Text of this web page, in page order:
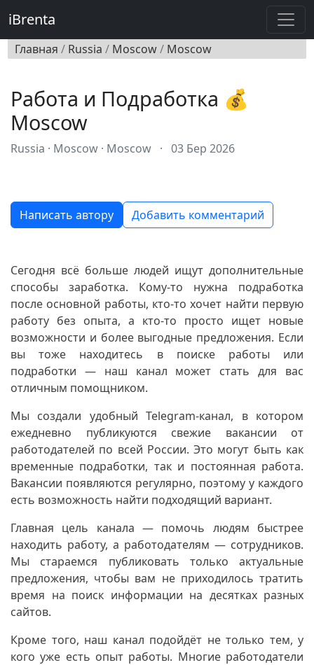
iBrenta
Главная / Russia / Moscow/ Moscow
Работа и Подработка 💰
Moscow
Russia · Moscow · Moscow · 03 Бер 2026
Написать автору Добавить комментарий
Сегодня всё больше людей ищут дополнительные
способы заработка. Кому-то нужна подработка
после основной работы, кто-то хочет найти первую
работу без опыта, а кто-то просто ищет новые
возможности и более выгодные предложения. Если
вы тоже находитесь в поиске работы или
подработки — наш канал может стать для вас
отличным помощником.
Мы создали удобный Telegram-канал, в котором
ежедневно публикуются свежие вакансии от
работодателей по всей России. Это могут быть как
временные подработки, так и постоянная работа.
Вакансии появляются регулярно, поэтому у каждого
есть возможность найти подходящий вариант.
Главная цель канала — помочь людям быстрее
находить работу, а работодателям — сотрудников.
Мы стараемся публиковать только актуальные
предложения, чтобы вам не приходилось тратить
время на поиск информации на десятках разных
сайтов.
Кроме того, наш канал подойдёт не только тем, у
кого уже есть опыт работы. Многие работодатели